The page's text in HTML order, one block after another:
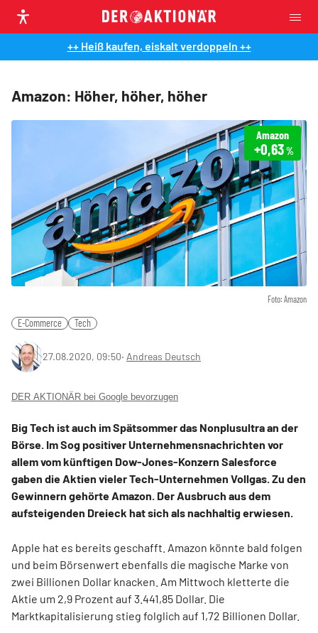
++ Heiß kaufen, eiskalt verdoppeln ++
Amazon: Höher, höher, höher
Foto: Amazon
Amazon
+0,63%
E-Commerce Tech
27.08.2020, 09:50‧ Andreas Deutsch
DER AKTIONÄR bei Google bevorzugen
Big Tech ist auch im Spätsommer das Nonplusultra an der
Börse. Im Sog positiver Unternehmensnachrichten vor
allem vom künftigen Dow-Jones-Konzern Salesforce
gaben die Aktien vieler Tech-Unternehmen Vollgas. Zu den
Gewinnern gehörte Amazon. Der Ausbruch aus dem
aufsteigenden Dreieck hat sich als nachhaltig erwiesen.
Apple hat es bereits geschafft. Amazon könnte bald folgen
und beim Börsenwert ebenfalls die magische Marke von
zwei Billionen Dollar knacken. Am Mittwoch kletterte die
Aktie um 2,9 Prozent auf 3.441,85 Dollar. Die
Marktkapitalisierung stieg folglich auf 1,72 Billionen Dollar.